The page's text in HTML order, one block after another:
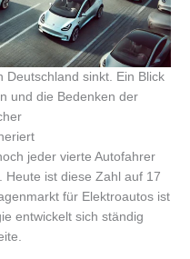
Deutschland sinkt. Ein Blick
und die Bedenken der
jeder vierte Autofahrer
Heute ist diese Zahl auf 17
für Elektroautos ist
entwickelt sich ständig